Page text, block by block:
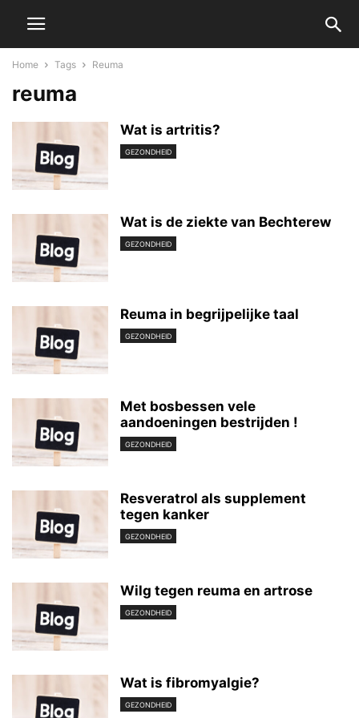
Home Tags Reuma
reuma
Wat is artritis?
GEZONDHEID
Wat is de ziekte van Bechterew
GEZONDHEID
Reuma in begrijpelijke taal
GEZONDHEID
Met bosbessen vele
aandoeningen bestrijden !
GEZONDHEID
Resveratrol als supplement
tegen kanker
GEZONDHEID
Wilg tegen reuma en artrose
GEZONDHEID
Wat is fibromyalgie?
GEZONDHEID